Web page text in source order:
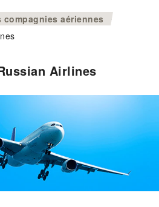
>
compagnies aériennes
Airlines